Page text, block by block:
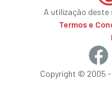
A utilização deste
Termos e
Copyright © 2005 -